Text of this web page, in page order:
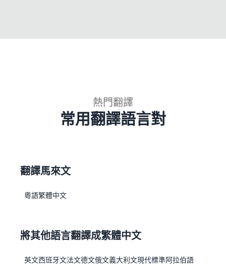
熱門翻譯
常用翻譯語言對
翻譯馬來文
粵語繁體中文
將其他語言翻譯成繁體中文
英文西班牙文法文德文俄文義大利文現代標準阿拉伯語